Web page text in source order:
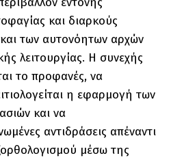
και διαρκούς
των αυτονόητων αρχών
λειτουργίας. Η συνεχής
το προφανές, να
η εφαρμογή των
και να
αντιδράσεις απέναντι
μέσω της